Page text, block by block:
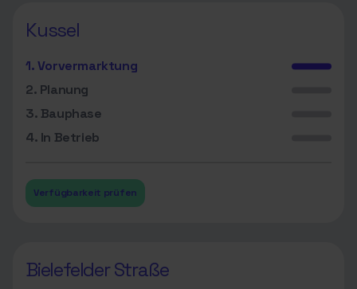
Kussel
1. Vorvermarktung
2. Planung
3. Bauphase
4. In Betrieb
Verfügbarkeit prüfen
Bielefelder Straße